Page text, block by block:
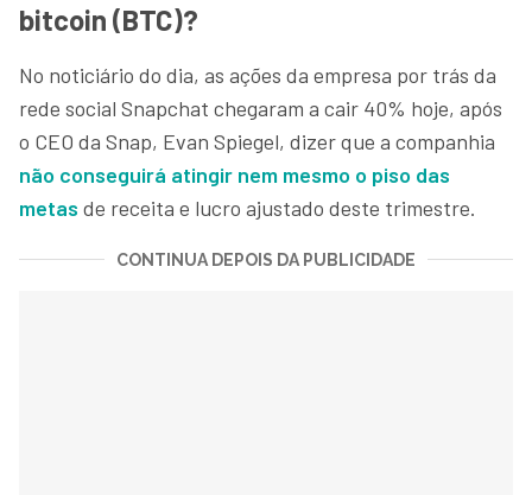
bitcoin (BTC)?
No noticiário do dia, as ações da empresa por trás da
rede social Snapchat chegaram a cair 40% hoje, após
o CEO da Snap, Evan Spiegel, dizer que a companhia
não conseguirá atingir nem mesmo o piso das
metas de receita e lucro ajustado deste trimestre.
CONTINUA DEPOIS DA PUBLICIDADE